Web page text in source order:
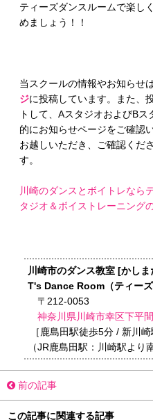
ティーズダンスルームで楽し
めましょう！！
当スクールの情報やお知らせは
ジに投稿しています。また、
トして、AスタジオおよびB
的にお知らせページをご確認
お越しいただき、ご確認くだ
す。
川崎のダンスとボイトレなら
タジオ＆ボイストレーニング
川崎市のダンス教室 [かし
T's Dance Room（ティーズ
〒212-0053
神奈川県川崎市幸区下平
［鹿島田駅徒歩5分 / 新川崎
（JR鹿島田駅：川崎駅より
前の記事
この記事に関連する記事